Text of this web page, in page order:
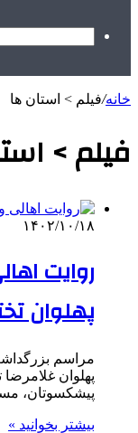
خانه/فیلم > استان ها
فیلم >
۱۴۰۲/۱۰/۱۸
روایت
پهلوان
مراسم
پهلوان
پیشکسوتان،
بیشتر بخوانید »